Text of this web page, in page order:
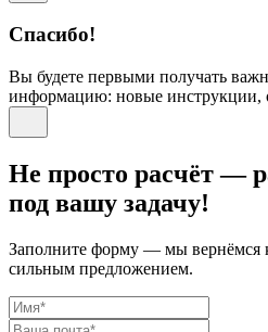
Спасибо!
Вы будете первыми получать
информацию: новые инструкции,
Не просто расчёт —
под вашу задачу!
Заполните форму — мы вернёмся
сильным предложением.